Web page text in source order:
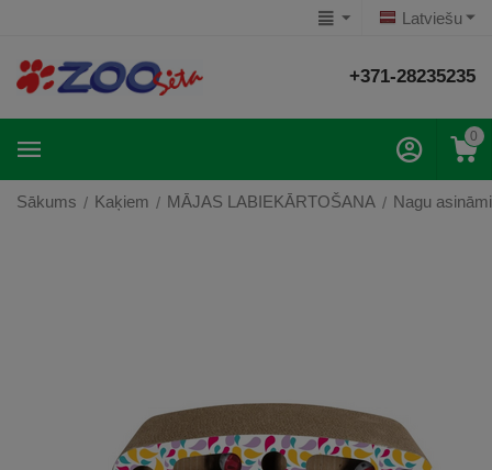
Latviešu
+371-28235235
0
Sākums / Kaķiem / MĀJAS LABIEKĀRTOŠANA / Nagu